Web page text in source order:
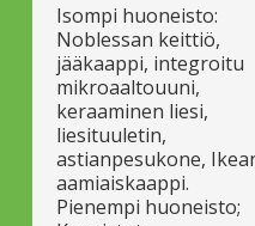
Isompi huoneisto:
Noblessan keittiö,
jääkaappi, integroitu
mikroaaltouuni,
keraaminen liesi,
liesituuletin,
astianpesukone,
aamiaiskaappi.
Pienempi huoneisto;